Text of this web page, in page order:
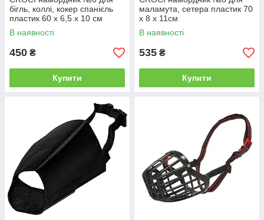
бігль, коллі, кокер спанієль
пластик 60 х 6,5 х 10 см
В наявності
450 ₴
Купити
маламута, сетера пластик 70
х 8 х 11см
В наявності
535 ₴
Купити